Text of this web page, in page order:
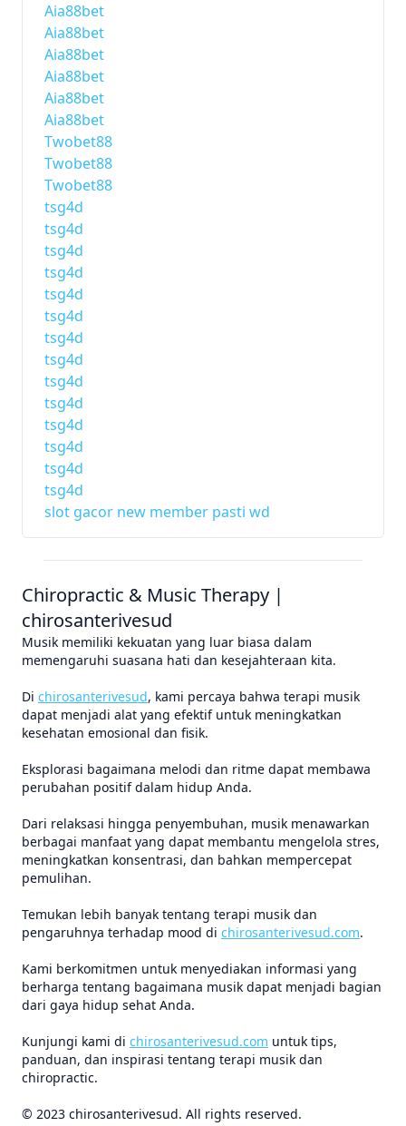
Aia88bet
Aia88bet
Aia88bet
Aia88bet
Aia88bet
Aia88bet
Twobet88
Twobet88
Twobet88
tsg4d
tsg4d
tsg4d
tsg4d
tsg4d
tsg4d
tsg4d
tsg4d
tsg4d
tsg4d
tsg4d
tsg4d
tsg4d
tsg4d
slot gacor new member pasti wd
Chiropractic & Music Therapy |
chirosanterivesud
Musik memiliki kekuatan yang luar biasa dalam
memengaruhi suasana hati dan kesejahteraan kita.
Di chirosanterivesud, kami percaya bahwa terapi musik
dapat menjadi alat yang efektif untuk meningkatkan
kesehatan emosional dan fisik.
Eksplorasi bagaimana melodi dan ritme dapat membawa
perubahan positif dalam hidup Anda.
Dari relaksasi hingga penyembuhan, musik menawarkan
berbagai manfaat yang dapat membantu mengelola stres,
meningkatkan konsentrasi, dan bahkan mempercepat
pemulihan.
Temukan lebih banyak tentang terapi musik dan
pengaruhnya terhadap mood di chirosanterivesud.com.
Kami berkomitmen untuk menyediakan informasi yang
berharga tentang bagaimana musik dapat menjadi bagian
dari gaya hidup sehat Anda.
Kunjungi kami di chirosanterivesud.com untuk tips,
panduan, dan inspirasi tentang terapi musik dan
chiropractic.
© 2023 chirosanterivesud. All rights reserved.